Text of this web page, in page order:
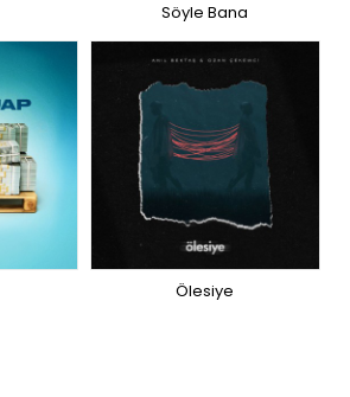
Söyle Bana
Ölesiye